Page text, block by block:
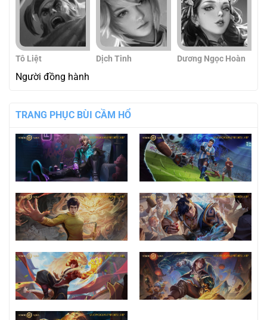
Tô Liệt Dịch Tinh Dương Ngọc Hoàn
Người đồng hành
TRANG PHỤC BÙI CẦM HỔ